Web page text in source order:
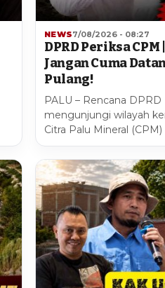
NEWS7/08/2026 - 08:27
DPRD Periksa
Jangan Cuma
Pulang!
PALU – Rencana
mengunjungi wilayah
Citra Palu Mineral